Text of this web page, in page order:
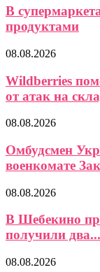
В
продуктами
08.08.2026
Wildberries
от атак на
08.08.2026
Омбудсмен
военкомате
08.08.2026
В Шебекино
получили два...
08.08.2026